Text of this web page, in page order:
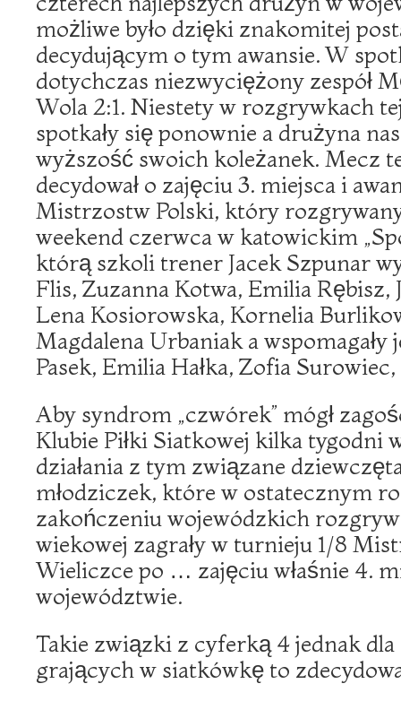
możliwe było dzięki znakomitej
decydującym o tym awansie. W
dotychczas niezwyciężony zespół
Wola 2:1. Niestety w rozgrywkach
spotkały się ponownie a drużyna
wyższość swoich koleżanek. Mecz
decydował o zajęciu 3. miejsca i
Mistrzostw Polski, który
weekend czerwca w katowickim
którą szkoli trener Jacek Szpunar
Flis, Zuzanna Kotwa, Emilia Rębisz,
Lena Kosiorowska, Kornelia
Magdalena Urbaniak a
Pasek, Emilia Hałka, Zofia
Aby syndrom „czwórek” mógł
Klubie Piłki Siatkowej kilka tygodni
działania z tym związane
młodziczek, które w ostatecznym
zakończeniu wojewódzkich
wiekowej zagrały w turnieju 1/8
Wieliczce po … zajęciu właśnie 4.
województwie.
Takie związki z cyferką 4 jednak
grających w siatkówkę to